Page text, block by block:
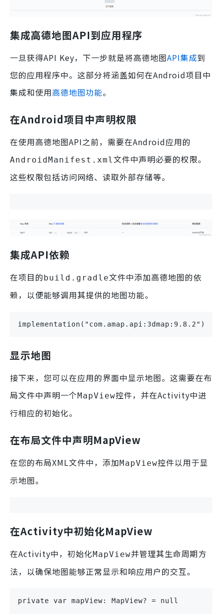
集成高德地图API到应用程序
一旦获得API Key，下一步就是将高德地图API集成到
您的应用程序中。这部分将涵盖如何在Android项目中
集成和使用高德地图功能。
在Android项目中声明权限
在使用高德地图API之前，需要在Android应用的
AndroidManifest.xml文件中声明必要的权限。
这些权限包括访问网络、读取外部存储等。
集成API依赖
在项目的build.gradle文件中添加高德地图的依
赖，以便能够调用其提供的地图功能。
implementation("com.amap.api:3dmap:9.8.2")
显示地图
接下来，您可以在应用的界面中显示地图。这需要在布
局文件中声明一个MapView控件，并在Activity中进
行相应的初始化。
在布局文件中声明MapView
在您的布局XML文件中，添加MapView控件以用于显
示地图。
在Activity中初始化MapView
在Activity中，初始化MapView并管理其生命周期方
法，以确保地图能够正常显示和响应用户的交互。
private var mapView: MapView? = null